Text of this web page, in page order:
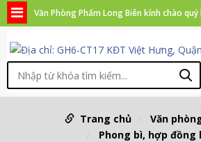
Văn Phòng Phẩm Long Biên kính chào quý
Trang chủ
Văn
Phong bì, hợp đồng